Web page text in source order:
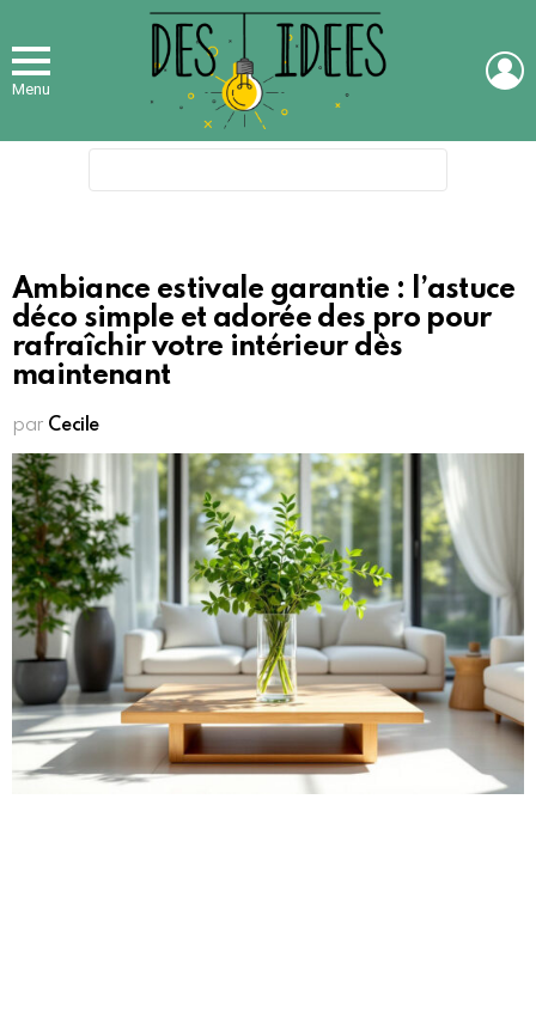
Menu
Ambiance estivale garantie : l’astuce
déco simple et adorée des pro pour
rafraîchir votre intérieur dès
maintenant
par Cecile